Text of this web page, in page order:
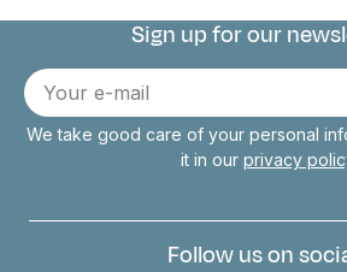
Connect with us
Sign up for our
E-
mail
We take good care of your personal
it in our privacy
Follow us on